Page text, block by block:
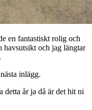
en fantastiskt rolig och
och jag längtar
inlägg.
detta år ja då är det hit ni